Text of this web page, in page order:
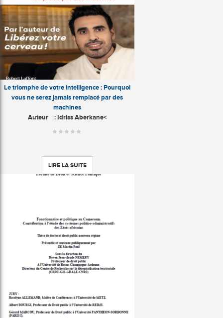
Le triomphe de votre intelligence : Pourquoi
vous ne serez jamais remplacé par des
machines
Auteur: Idriss Aberkane<
LIRE LA SUITE